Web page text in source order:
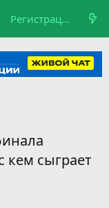
Регистрация
кем сыграет